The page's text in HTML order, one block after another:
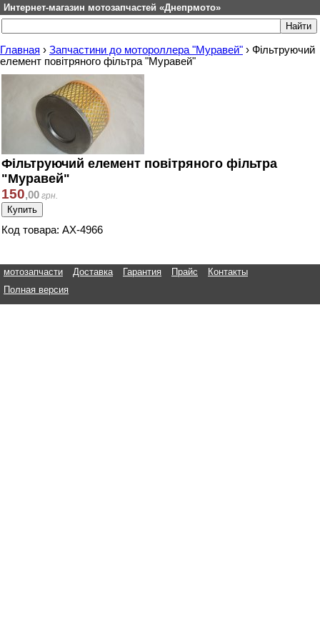
Интернет-магазин мотозапчастей «Днепрмото»
Главная › Запчастини до мотороллера "Муравей" › Фільтруючий
елемент повітряного фільтра "Муравей"
Фільтруючий елемент повітряного фільтра
"Муравей"
150,00 грн.
Код товара: АХ-4966
мотозапчасти Доставка Гарантия Прайс
Контакты
Полная версия